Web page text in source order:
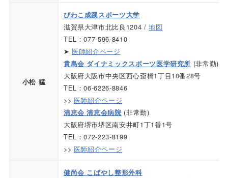
小松 猛
びわこ成蹊スポーツ大学
滋賀県大津市北比良1204 /地図
TEL：077-596-8410
➤医師紹介ページ
貴島会 ダイナミックスポーツ医学研究所 (非常勤)
大阪府大阪市中央区西心斎橋1丁目10番28号
TEL：06-6226-8846
>> 医師紹介ページ
清恵会 清恵会病院 (非常勤)
大阪府堺市堺区南安井町1丁1番1号
TEL：072-223-8199
>> 医師紹介ページ
健尚会 こばやし整形外科